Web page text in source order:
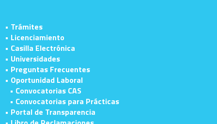
• Trámites
• Licenciamiento
• Casilla Electrónica
• Universidades
• Preguntas Frecuentes
• Oportunidad Laboral
• Convocatorias CAS
• Convocatorias para Prácticas
• Portal de Transparencia